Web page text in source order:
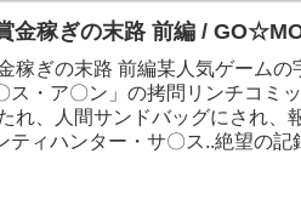
金稼ぎの末路 前編 /
稼ぎの末路 前編某人気ゲームの
ス・ア〇ン」の拷問リンチコミ
れ、人間サンドバッグにされ、
ティハンター・サ〇ス..絶望の記